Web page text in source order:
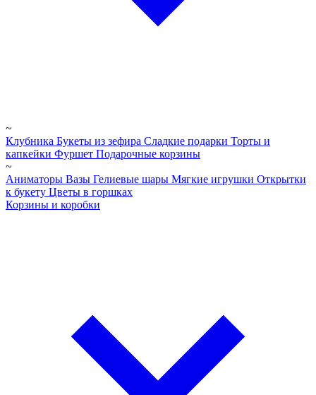
~
Клубника Букеты из зефира Сладкие подарки Торты и
капкейки Фуршет Подарочные корзины
~
Аниматоры Вазы Гелиевые шары Мягкие игрушки Открытки
к букету Цветы в горшках
Корзины и коробки